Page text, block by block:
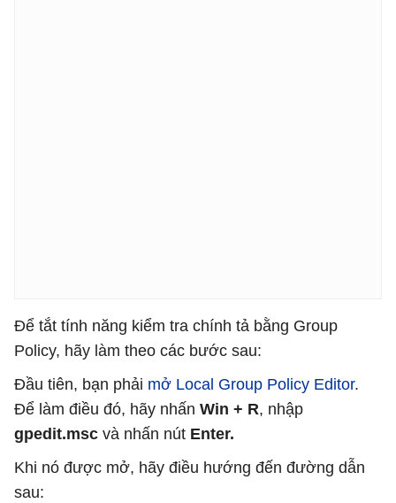
Để tắt tính năng kiểm tra chính tả bằng Group
Policy, hãy làm theo các bước sau:
Đầu tiên, bạn phải mở Local Group Policy Editor.
Để làm điều đó, hãy nhấn Win + R, nhập
gpedit.msc và nhấn nút Enter.
Khi nó được mở, hãy điều hướng đến đường dẫn
sau: